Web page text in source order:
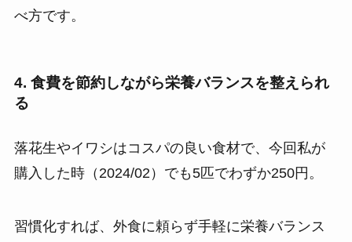
べ方です。
4. 食費を節約しながら栄養バランスを整えられ
る
落花生やイワシはコスパの良い食材で、今回私が
購入した時（2024/02）でも5匹でわずか250円。
習慣化すれば、外食に頼らず手軽に栄養バランス